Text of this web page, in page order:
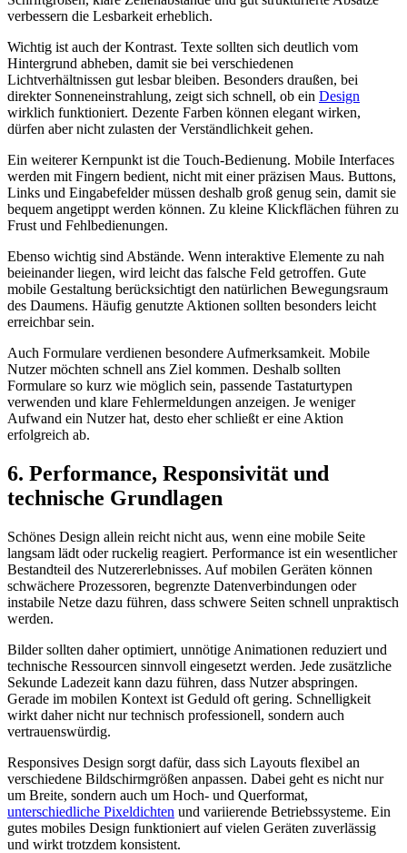
verbessern die Lesbarkeit erheblich.
Wichtig ist auch der Kontrast. Texte sollten sich deutlich vom
Hintergrund abheben, damit sie bei verschiedenen
Lichtverhältnissen gut lesbar bleiben. Besonders draußen, bei
direkter Sonneneinstrahlung, zeigt sich schnell, ob ein Design
wirklich funktioniert. Dezente Farben können elegant wirken,
dürfen aber nicht zulasten der Verständlichkeit gehen.
Ein weiterer Kernpunkt ist die Touch-Bedienung. Mobile Interfaces
werden mit Fingern bedient, nicht mit einer präzisen Maus. Buttons,
Links und Eingabefelder müssen deshalb groß genug sein, damit sie
bequem angetippt werden können. Zu kleine Klickflächen führen zu
Frust und Fehlbedienungen.
Ebenso wichtig sind Abstände. Wenn interaktive Elemente zu nah
beieinander liegen, wird leicht das falsche Feld getroffen. Gute
mobile Gestaltung berücksichtigt den natürlichen Bewegungsraum
des Daumens. Häufig genutzte Aktionen sollten besonders leicht
erreichbar sein.
Auch Formulare verdienen besondere Aufmerksamkeit. Mobile
Nutzer möchten schnell ans Ziel kommen. Deshalb sollten
Formulare so kurz wie möglich sein, passende Tastaturtypen
verwenden und klare Fehlermeldungen anzeigen. Je weniger
Aufwand ein Nutzer hat, desto eher schließt er eine Aktion
erfolgreich ab.
6. Performance, Responsivität und
technische Grundlagen
Schönes Design allein reicht nicht aus, wenn eine mobile Seite
langsam lädt oder ruckelig reagiert. Performance ist ein wesentlicher
Bestandteil des Nutzererlebnisses. Auf mobilen Geräten können
schwächere Prozessoren, begrenzte Datenverbindungen oder
instabile Netze dazu führen, dass schwere Seiten schnell unpraktisch
werden.
Bilder sollten daher optimiert, unnötige Animationen reduziert und
technische Ressourcen sinnvoll eingesetzt werden. Jede zusätzliche
Sekunde Ladezeit kann dazu führen, dass Nutzer abspringen.
Gerade im mobilen Kontext ist Geduld oft gering. Schnelligkeit
wirkt daher nicht nur technisch professionell, sondern auch
vertrauenswürdig.
Responsives Design sorgt dafür, dass sich Layouts flexibel an
verschiedene Bildschirmgrößen anpassen. Dabei geht es nicht nur
um Breite, sondern auch um Hoch- und Querformat,
unterschiedliche Pixeldichten und variierende Betriebssysteme. Ein
gutes mobiles Design funktioniert auf vielen Geräten zuverlässig
und wirkt trotzdem konsistent.